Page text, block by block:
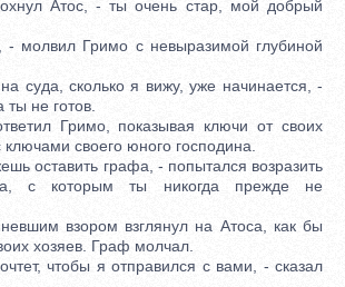
Атос, - ты очень стар, мой добрый
Гримо с невыразимой глубиной
сколько я вижу, уже начинается, -
не готов.
Гримо, показывая ключи от своих
ключами своего юного господина.
оставить графа, - попытался возразить
с которым ты никогда прежде не
взором взглянул на Атоса, как бы
хозяев. Граф молчал.
чтобы я отправился с вами, - сказал